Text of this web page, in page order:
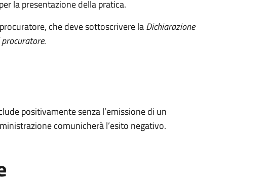
la presentazione della pratica.
che deve sottoscrivere laDichiarazione
.
positivamente senza l’emissione di un
comunicherà l’esito negativo.